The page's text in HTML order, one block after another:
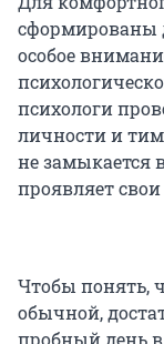
сформированы
особое
психологи
личности и
не замыкается
проявляет свои
Чтобы понять,
обычной,